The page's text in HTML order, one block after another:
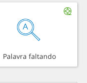
Palavra faltando